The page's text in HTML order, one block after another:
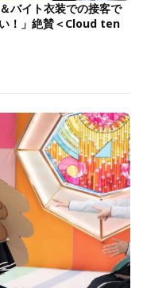
バイト衣装での接客で
！」絶賛＜Cloud ten